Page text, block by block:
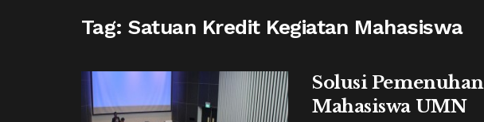
Tag:Satuan Kredit Kegiatan Mahasiswa
Solusi
Mahasiswa UMN